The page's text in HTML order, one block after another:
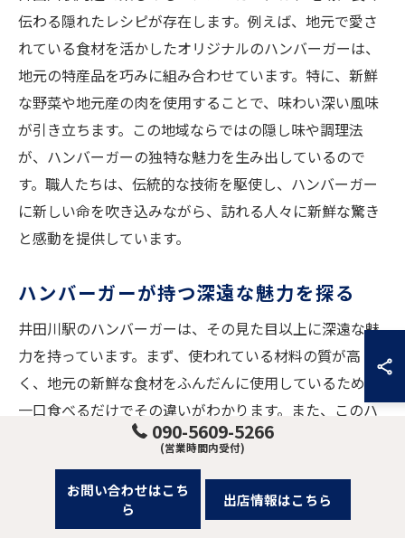
伝わる隠れたレシピが存在します。例えば、地元で愛さ
れている食材を活かしたオリジナルのハンバーガーは、
地元の特産品を巧みに組み合わせています。特に、新鮮
な野菜や地元産の肉を使用することで、味わい深い風味
が引き立ちます。この地域ならではの隠し味や調理法
が、ハンバーガーの独特な魅力を生み出しているので
す。職人たちは、伝統的な技術を駆使し、ハンバーガー
に新しい命を吹き込みながら、訪れる人々に新鮮な驚き
と感動を提供しています。
ハンバーガーが持つ深遠な魅力を探る
井田川駅のハンバーガーは、その見た目以上に深遠な魅
力を持っています。まず、使われている材料の質が高
く、地元の新鮮な食材をふんだんに使用しているため、
一口食べるだけでその違いがわかります。また、このハ
ンバーガーは単なるファストフードではなく、地域の風
土や文化を反映した特別な一品です。特に、特製ソース
は肉の旨みを引き立て、全体のバランスを絶妙に整えて
います。このようなこだわりが、ハンバーガーを通じて
090-5609-5266
(営業時間内受付)
お問い合わせはこち
ら
出店情報はこちら